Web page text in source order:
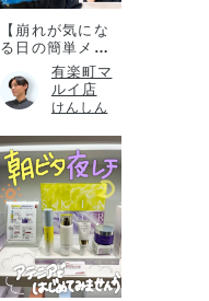
【崩れが気にな
る日の簡単メイ
ク直し】有楽町マ
ルイ店
けんしん